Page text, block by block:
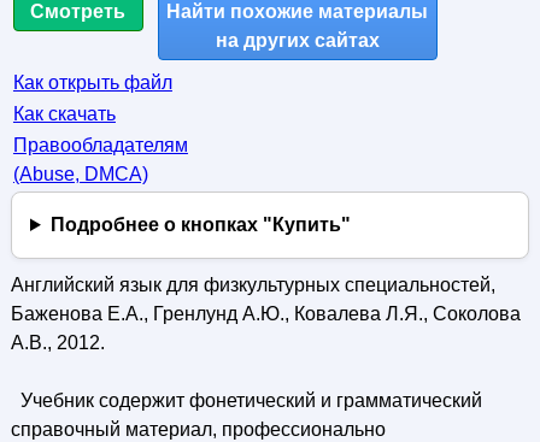
Смотреть
Найти похожие материалы
на других сайтах
Как открыть файл
Как скачать
Правообладателям
(Abuse, DMСA)
Подробнее о кнопках "Купить"
Английский язык для физкультурных специальностей,
Баженова Е.А., Гренлунд А.Ю., Ковалева Л.Я., Соколова
А.В., 2012.
Учебник содержит фонетический и грамматический
справочный материал, профессионально